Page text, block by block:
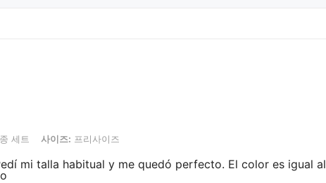
사이즈: 프리사이즈
세트 사이즈: 프리사이즈
mi talla habitual y me quedó perfecto. El color es igual al